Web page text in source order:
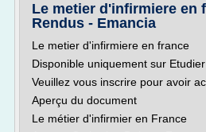
Le metier d'infirmiere en
Rendus - Emancia
Le metier d'infirmiere en france
Disponible uniquement sur Etudier
Veuillez vous inscrire pour avoir
Aperçu du document
Le métier d'infirmier en France